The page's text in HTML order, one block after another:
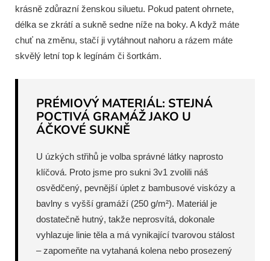
krásně zdůrazní ženskou siluetu. Pokud patent ohrnete,
délka se zkrátí a sukně sedne níže na boky. A když máte
chuť na změnu, stačí ji vytáhnout nahoru a rázem máte
skvělý letní top k legínám či šortkám.
PRÉMIOVÝ MATERIÁL: STEJNÁ
POCTIVÁ GRAMÁŽ JAKO U
ÁČKOVÉ SUKNĚ
U úzkých střihů je volba správné látky naprosto
klíčová. Proto jsme pro sukni 3v1 zvolili náš
osvědčený, pevnější úplet z bambusové viskózy a
bavlny s vyšší gramáží (250 g/m²). Materiál je
dostatečně hutný, takže neprosvítá, dokonale
vyhlazuje linie těla a má vynikající tvarovou stálost
– zapomeňte na vytahaná kolena nebo prosezený